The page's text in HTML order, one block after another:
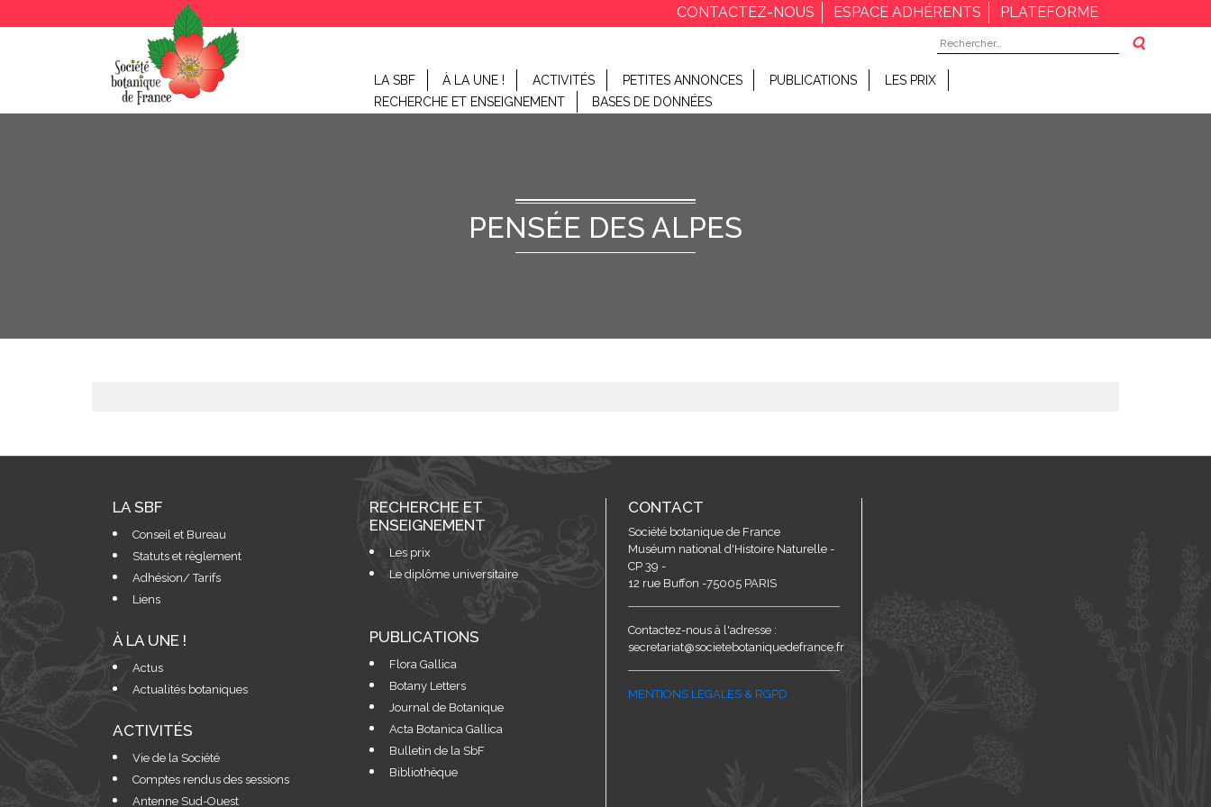
CONTACTEZ-NOUS ESPACE ADHÉRENTS
PLATEFORME
Rechercher :
LA SBF À LA UNE ! ACTIVITÉS PETITES ANNONCES PUBLICATIONS
LES PRIX
RECHERCHE ET ENSEIGNEMENT
BASES DE DONNÉES
PENSÉE DES ALPES
LA SBF
Conseil et Bureau
Statuts et règlement
Adhésion/ Tarifs
Liens
À LA UNE !
Actus
Actualités botaniques
ACTIVITÉS
Vie de la Société
Comptes rendus des sessions
Antenne Sud-Ouest
RECHERCHE ET
ENSEIGNEMENT
Les prix
Le diplôme universitaire
PUBLICATIONS
Flora Gallica
Botany Letters
Journal de Botanique
Acta Botanica Gallica
Bulletin de la SbF
Bibliothèque
CONTACT
Société botanique de France
Muséum national d'Histoire Naturelle -
CP 39 -
12 rue Buffon -75005 PARIS
Contactez-nous à l'adresse :
secretariat@societebotaniquedefrance.fr
MENTIONS LEGALES & RGPD